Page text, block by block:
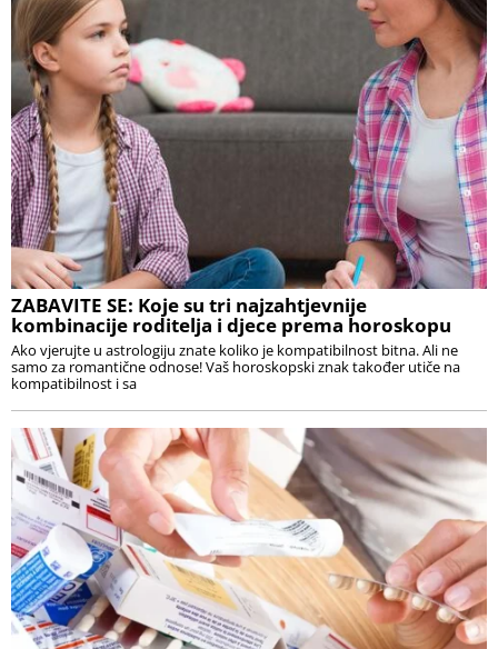
ZABAVITE SE: Koje su tri najzahtjevnije
kombinacije roditelja i djece prema horoskopu
Ako vjerujte u astrologiju znate koliko je kompatibilnost bitna. Ali ne
samo za romantične odnose! Vaš horoskopski znak također utiče na
kompatibilnost i sa